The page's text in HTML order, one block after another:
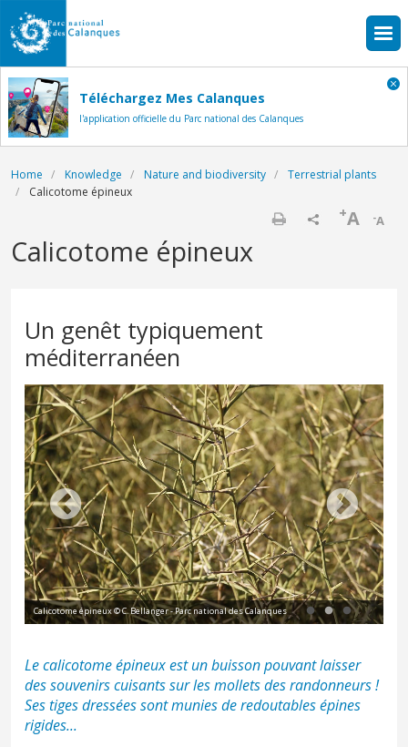
Skip to main content
Téléchargez Mes Calanques
l'application officielle du Parc national des Calanques
Breadcrumb
Home Knowledge Nature and biodiversity
Terrestrial plants
Calicotome épineux
-A
+A
Calicotome épineux
Un genêt typiquement
méditerranéen
Calicotome épineux © C. Bellanger - Parc national des Calanques
Le calicotome épineux est un buisson pouvant laisser
des souvenirs cuisants sur les mollets des randonneurs !
Ses tiges dressées sont munies de redoutables épines
rigides...